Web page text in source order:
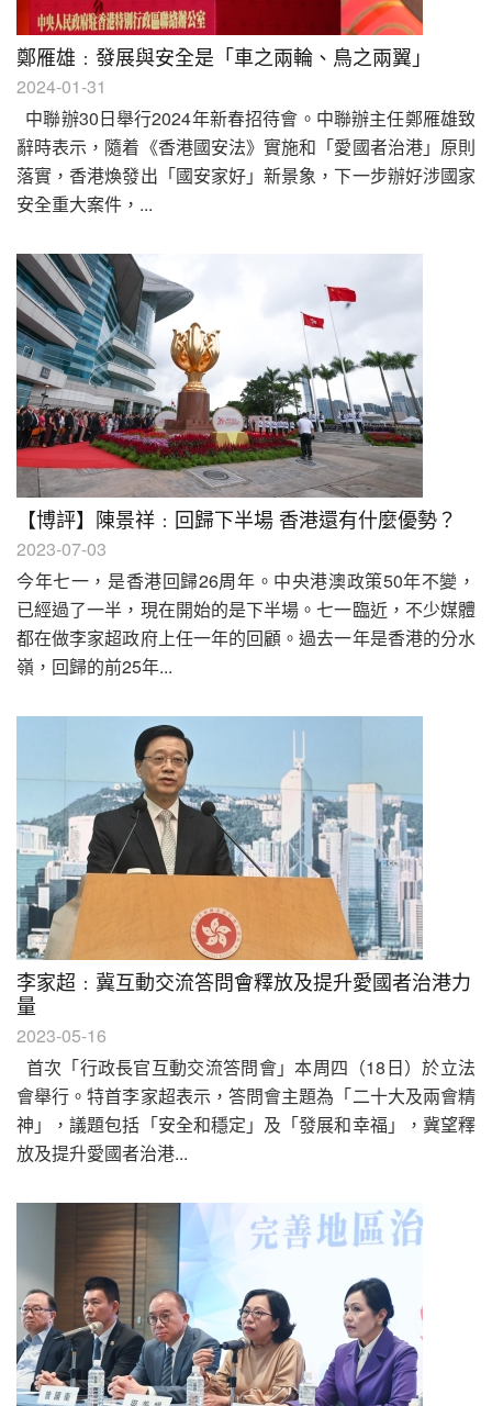
鄭雁雄﹕發展與安全是「車之兩輪、鳥之兩翼」
2024-01-31
中聯辦30日舉行2024年新春招待會。中聯辦主任鄭雁雄致
辭時表示，隨着《香港國安法》實施和「愛國者治港」原則
落實，香港煥發出「國安家好」新景象，下一步辦好涉國家
安全重大案件，...
【博評】陳景祥﹕回歸下半場 香港還有什麼優勢？
2023-07-03
今年七一，是香港回歸26周年。中央港澳政策50年不變，
已經過了一半，現在開始的是下半場。七一臨近，不少媒體
都在做李家超政府上任一年的回顧。過去一年是香港的分水
嶺，回歸的前25年...
李家超﹕冀互動交流答問會釋放及提升愛國者治港力
量
2023-05-16
首次「行政長官互動交流答問會」本周四（18日）於立法
會舉行。特首李家超表示，答問會主題為「二十大及兩會精
神」，議題包括「安全和穩定」及「發展和幸福」，冀望釋
放及提升愛國者治港...